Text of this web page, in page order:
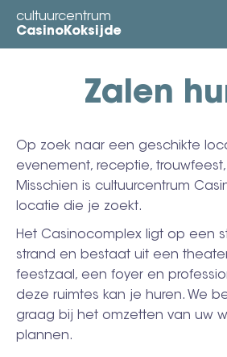
Overslaan
naar
cultuurcentrum
CasinoKoksijde
Zalen
Op zoek naar een geschikte
evenement, receptie,
Misschien is cultuurcentrum
locatie die je zoekt.
Het Casinocomplex ligt op een
strand en bestaat uit een
feestzaal, een foyer en
deze ruimtes kan je huren. We
graag bij het omzetten van uw
plannen.